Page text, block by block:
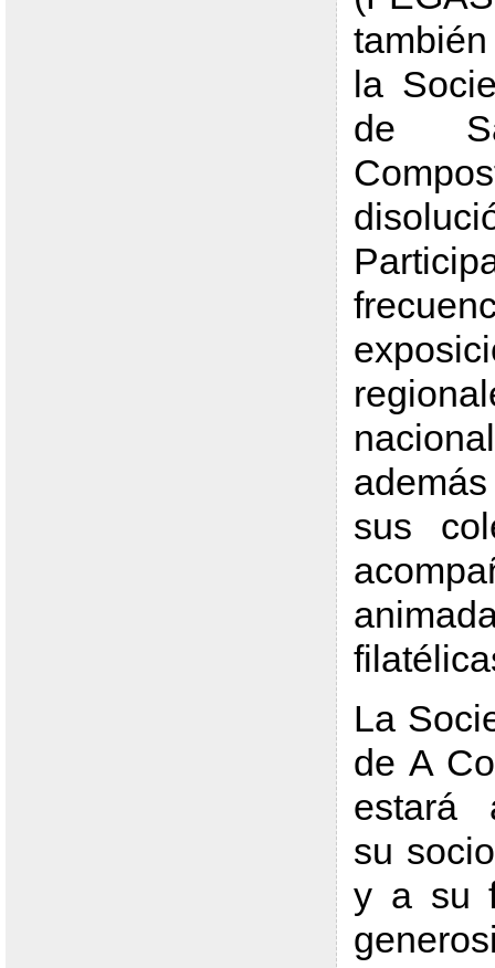
la
de
sus
La
de A
estará
su
y a su